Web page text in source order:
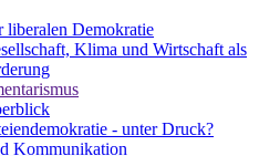
liberalen Demokratie
Klima und Wirtschaft als
- unter Druck?
Kommunikation